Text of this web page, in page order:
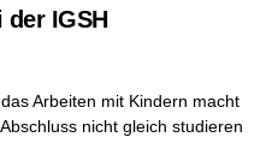
der IGSH
Arbeiten mit Kindern macht
nicht gleich studieren